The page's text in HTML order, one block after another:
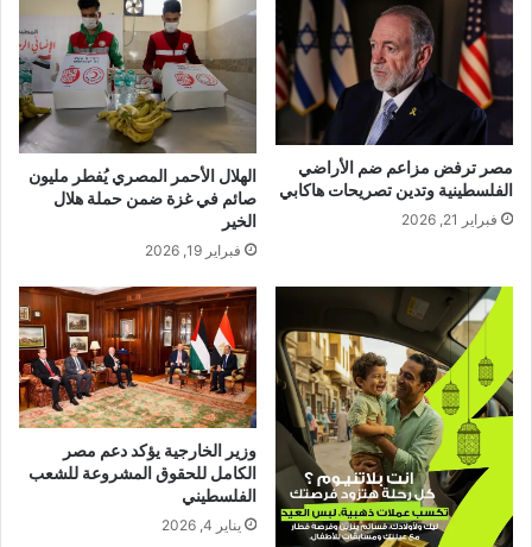
مصر ترفض مزاعم ضم الأراضي
الفلسطينية وتدين تصريحات هاكابي
فبراير 21, 2026
الهلال الأحمر المصري يُفطر مليون
صائم في غزة ضمن حملة هلال
الخير
فبراير 19, 2026
وزير الخارجية يؤكد دعم مصر
الكامل للحقوق المشروعة للشعب
الفلسطيني
يناير 4, 2026